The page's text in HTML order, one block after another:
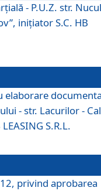
- P.U.Z. str.
iniţiator S.C. HB
elaborare
- str. Lacurilor -
S.R.L.
privind aprobarea